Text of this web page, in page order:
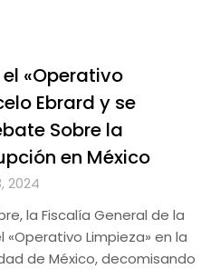
«Operativo
Ebrard y se
Sobre la
en México
2024
la Fiscalía General de la
Limpieza» en la
de México, decomisando